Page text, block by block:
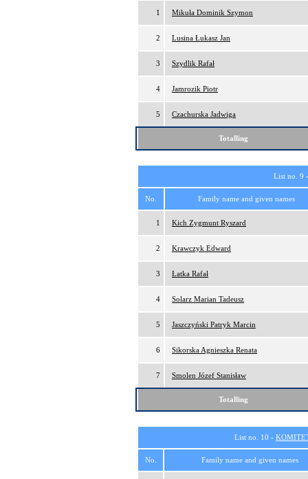
1 Mikuła Dominik Szymon
2 Lusina Łukasz Jan
3 Szydlik Rafał
4 Jamrozik Piotr
5 Czachurska Jadwiga
Totalling
List no. 9
No. Family name and given names
1 Kich Zygmunt Ryszard
2 Krawczyk Edward
3 Łatka Rafał
4 Solarz Marian Tadeusz
5 Jaszczyński Patryk Marcin
6 Sikorska Agnieszka Renata
7 Smolen Józef Stanisław
Totalling
List no. 10 -
No. Family name and given names